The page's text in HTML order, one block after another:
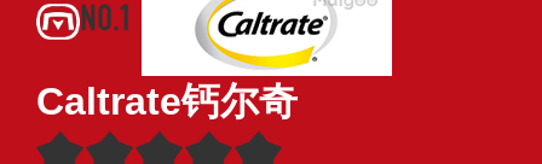
NO.1
Caltrate钙尔奇